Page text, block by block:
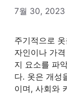
7월 30, 2023
주기적으로
자인이나 가
지 요소를 파
다. 옷은 개성
이며, 사회와